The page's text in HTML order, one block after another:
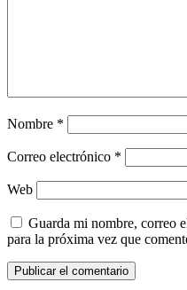
Nombre *
Correo electrónico *
Web
Guarda mi nombre, correo
para la próxima vez que